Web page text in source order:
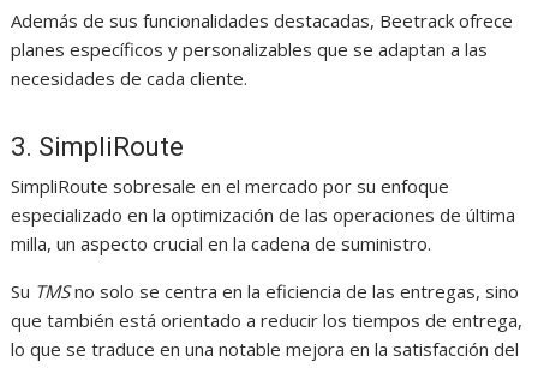
Además de sus funcionalidades destacadas, Beetrack ofrece
planes específicos y personalizables que se adaptan a las
necesidades de cada cliente.
3. SimpliRoute
SimpliRoute sobresale en el mercado por su enfoque
especializado en la optimización de las operaciones de última
milla, un aspecto crucial en la cadena de suministro.
Su TMSno solo se centra en la eficiencia de las entregas, sino
que también está orientado a reducir los tiempos de entrega,
lo que se traduce en una notable mejora en la satisfacción del